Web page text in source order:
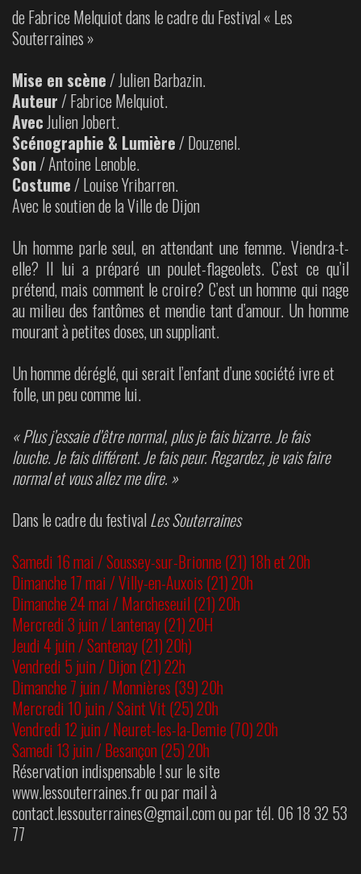
de Fabrice Melquiot dans le cadre du Festival « Les
Souterraines »
Mise en scène/ Julien Barbazin.
Auteur/ Fabrice Melquiot.
AvecJulien Jobert.
Scénographie & Lumière/ Douzenel.
Son/ Antoine Lenoble.
Costume/ Louise Yribarren.
Avec le soutien de la Ville de Dijon
Un homme parle seul, en attendant une femme. Viendra-t-
elle? Il lui a préparé un poulet-flageolets. C’est ce qu’il
prétend, mais comment le croire? C’est un homme qui nage
au milieu des fantômes et mendie tant d’amour. Un homme
mourant à petites doses, un suppliant.
Un homme déréglé, qui serait l’enfant d’une société ivre et
folle, un peu comme lui.
« Plus j’essaie d’être normal, plus je fais bizarre. Je fais
louche. Je fais différent. Je fais peur. Regardez, je vais faire
normal et vous allez me dire. »
Dans le cadre du festivalLes Souterraines
Samedi 16 mai / Soussey-sur-Brionne (21) 18h et 20h
Dimanche 17 mai / Villy-en-Auxois (21) 20h
Dimanche 24 mai / Marcheseuil (21) 20h
Mercredi 3 juin / Lantenay (21) 20H
Jeudi 4 juin / Santenay (21) 20h)
Vendredi 5 juin / Dijon (21) 22h
Dimanche 7 juin / Monnières (39) 20h
Mercredi 10 juin / Saint Vit (25) 20h
Vendredi 12 juin / Neuret-les-la-Demie (70) 20h
Samedi 13 juin / Besançon (25) 20h
Réservation indispensable ! sur le site
www.lessouterraines.fr ou par mail à
contact.lessouterraines@gmail.com ou par tél. 06 18 32 53
77